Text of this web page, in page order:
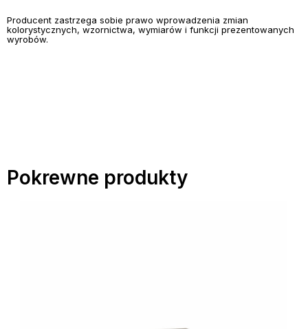
Producent zastrzega sobie prawo wprowadzenia zmian
kolorystycznych, wzornictwa, wymiarów i funkcji prezentowanych
wyrobów.
Pokrewne produkty